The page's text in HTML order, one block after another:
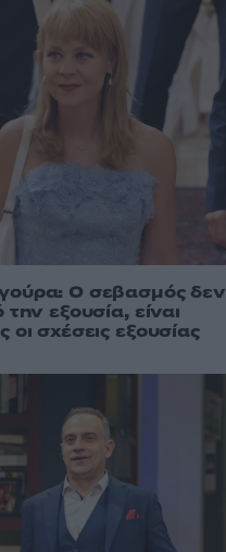
Ο σεβασμός δεν
εξουσία, είναι
οι σχέσεις εξουσίας